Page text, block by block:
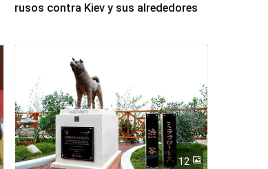
rusos contra Kiev y sus alrededores
12